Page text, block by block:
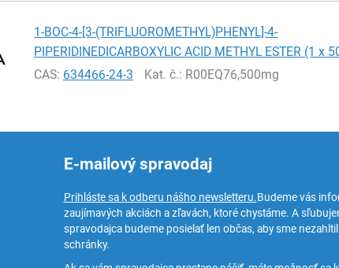
1-BOC-4-[3-(TRIFLUOROMETHYL)PHENYL]-4-
PIPERIDINEDICARBOXYLIC ACID METHYL ESTER (1 x
CAS: 634466-24-3 Kat. č.: R00EQ76,500mg
E-mailový spravodaj
Prihláste sa k odberu nášho newsletteru.Budeme vás
zaujímavých akciách a zľavách, ktoré chystáme. A
spravodajca budeme posielať len občas, aby sme
schránky.